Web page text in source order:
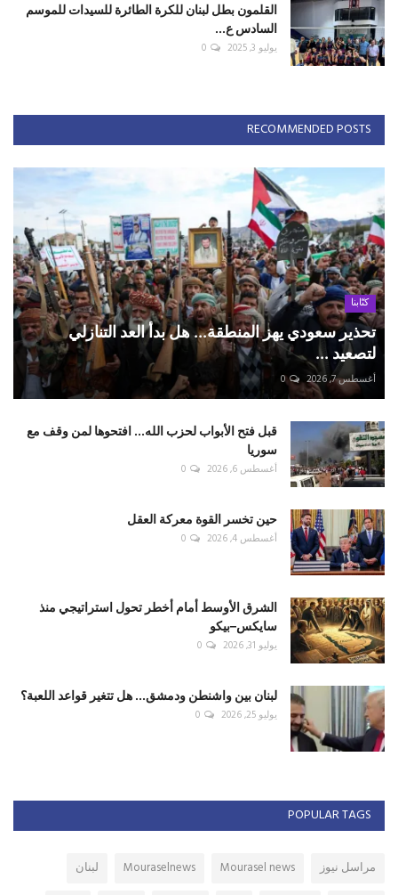
القلمون بطل لبنان للكرة الطائرة للسيدات للموسم
السادس ع...
يوليو 3, 2025 0
RECOMMENDED POSTS
كتّابنا
تحذير سعودي يهز المنطقة... هل بدأ العد التنازلي
لتصعيد ...
أغسطس 7, 2026 0
قبل فتح الأبواب لحزب الله... افتحوها لمن وقف مع
سوريا
أغسطس 6, 2026 0
حين تخسر القوة معركة العقل
أغسطس 4, 2026 0
الشرق الأوسط أمام أخطر تحول استراتيجي منذ
سايكس–بيكو
يوليو 31, 2026 0
لبنان بين واشنطن ودمشق... هل تتغير قواعد اللعبة؟
يوليو 25, 2026 0
POPULAR TAGS
مراسل نيوز Mourasel news
Mouraselnews
لبنان